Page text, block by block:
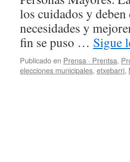
los cuidados y
necesidades y
fin se puso … Sigue
Publicado en Prensa · Prentsa,
elecciones municipales, etxebarri,